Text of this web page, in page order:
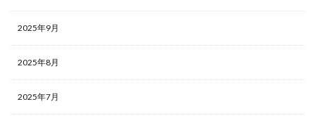
2025年9月
2025年8月
2025年7月